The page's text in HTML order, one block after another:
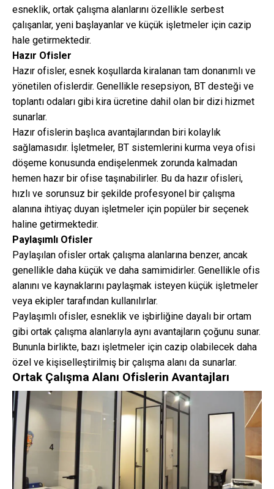
esneklik, ortak çalışma alanlarını özellikle serbest
çalışanlar, yeni başlayanlar ve küçük işletmeler için cazip
hale getirmektedir.
Hazır Ofisler
Hazır ofisler, esnek koşullarda kiralanan tam donanımlı ve
yönetilen ofislerdir. Genellikle resepsiyon, BT desteği ve
toplantı odaları gibi kira ücretine dahil olan bir dizi hizmet
sunarlar.
Hazır ofislerin başlıca avantajlarından biri kolaylık
sağlamasıdır. İşletmeler, BT sistemlerini kurma veya ofisi
döşeme konusunda endişelenmek zorunda kalmadan
hemen hazır bir ofise taşınabilirler. Bu da hazır ofisleri,
hızlı ve sorunsuz bir şekilde profesyonel bir çalışma
alanına ihtiyaç duyan işletmeler için popüler bir seçenek
haline getirmektedir.
Paylaşımlı Ofisler
Paylaşılan ofisler ortak çalışma alanlarına benzer, ancak
genellikle daha küçük ve daha samimidirler. Genellikle ofis
alanını ve kaynaklarını paylaşmak isteyen küçük işletmeler
veya ekipler tarafından kullanılırlar.
Paylaşımlı ofisler, esneklik ve işbirliğine dayalı bir ortam
gibi ortak çalışma alanlarıyla aynı avantajların çoğunu sunar.
Bununla birlikte, bazı işletmeler için cazip olabilecek daha
özel ve kişiselleştirilmiş bir çalışma alanı da sunarlar.
Ortak Çalışma Alanı Ofislerin Avantajları